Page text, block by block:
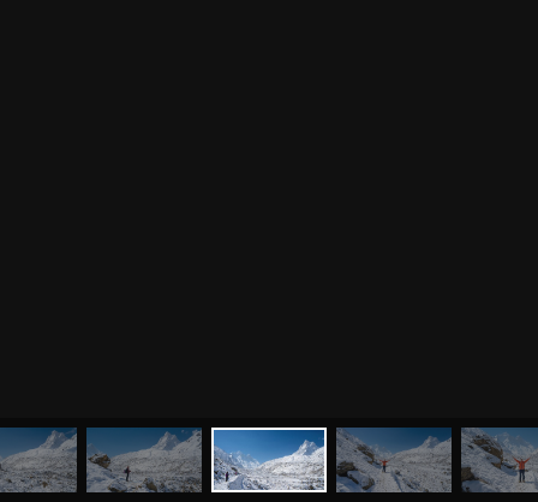
ЙОГА СЕМИНАРЫ МЕНЮ О НАС МАГАЗИН